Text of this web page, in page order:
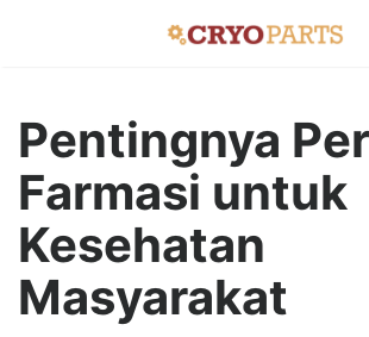
Pentingnya
Farmasi untuk
Kesehatan
Masyarakat